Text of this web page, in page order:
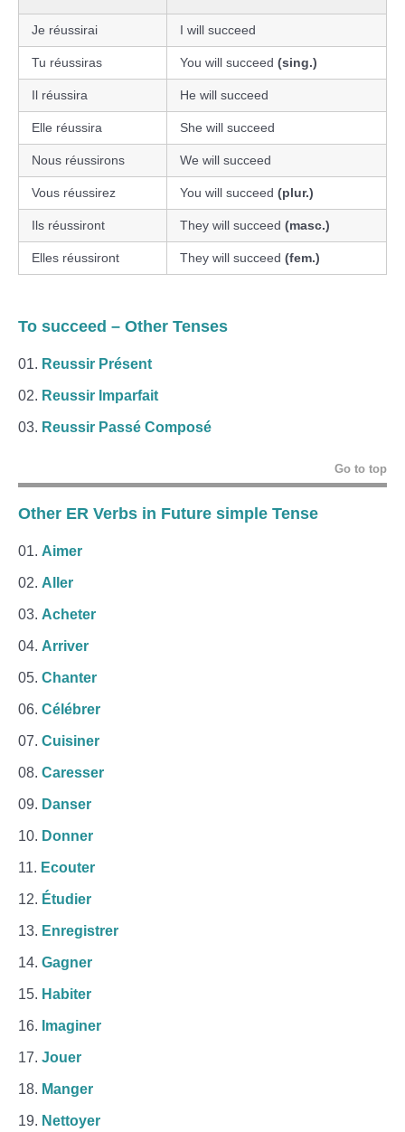
Je réussirai I will succeed
Tu réussiras You will succeed (sing.)
Il réussira He will succeed
Elle réussira She will succeed
Nous réussirons We will succeed
Vous réussirez You will succeed (plur.)
Ils réussiront They will succeed (masc.)
Elles réussiront They will succeed (fem.)
To succeed – Other Tenses
Reussir Présent
Reussir Imparfait
Reussir Passé Composé
Go to top
Other ER Verbs in Future simple Tense
Aimer
Aller
Acheter
Arriver
Chanter
Célébrer
Cuisiner
Caresser
Danser
Donner
Ecouter
Étudier
Enregistrer
Gagner
Habiter
Imaginer
Jouer
Manger
Nettoyer